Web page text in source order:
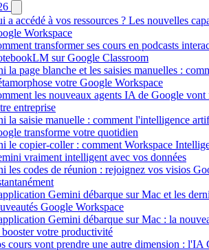
a accédé à vos ressources ? Les nouvelles
Workspace
transformer ses cours en podcasts
sur Google Classroom
la page blanche et les saisies manuelles :
votre Google Workspace
les nouveaux agents IA de Google
entreprise
la saisie manuelle : comment l'intelligence
transforme votre quotidien
le copier-coller : comment Workspace
vraiment intelligent avec vos données
les codes de réunion : rejoignez vos visios
Gemini débarque sur Mac et les
Google Workspace
Gemini débarque sur Mac : la
booster votre productivité
cours vont prendre une autre dimension : l'IA